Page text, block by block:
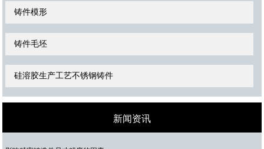
铸件模形
铸件毛坯
硅溶胶生产工艺不锈钢铸件
新闻资讯